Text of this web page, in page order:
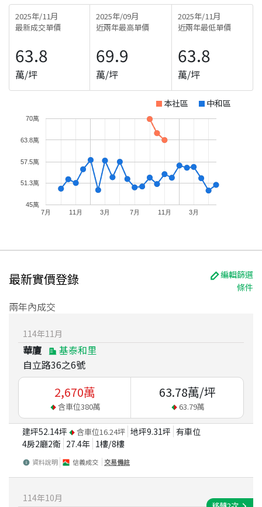
2025年/11月
最新成交單價
63.8
萬/坪
2025年/09月
近兩年最高單價
69.9
萬/坪
2025年/11月
近兩年最低單價
63.8
萬/坪
本社區 中和區
7月 11月 3月 7月 11月 3月
45萬
51.3萬
57.5萬
63.8萬
70萬
最新實價登錄
編輯篩選
條件
兩年內成交
114年11 月
華廈
基泰和里
自立路36之6號
2,670萬
含車位380萬
63.78萬/坪
63.79萬
建坪52.14坪 含車位16.24坪 地坪9.31坪 有車位
4房2廳2衛 27.4年 1樓/8樓
資料說明 信義成交 交易備註
114年10月